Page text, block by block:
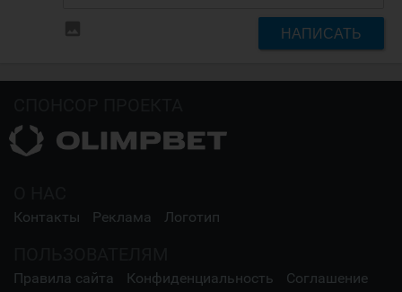
НАПИСАТЬ
Контакты Реклама Логотип
Правила сайта Конфиденциальность Соглашение